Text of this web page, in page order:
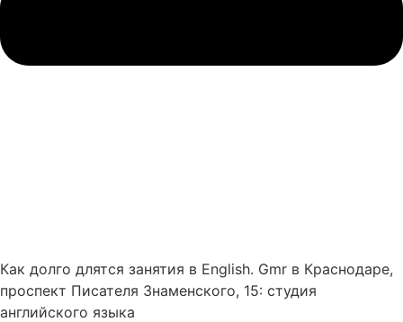
Как долго длятся занятия в English. Gmr в Краснодаре,
проспект Писателя Знаменского, 15: студия
английского языка